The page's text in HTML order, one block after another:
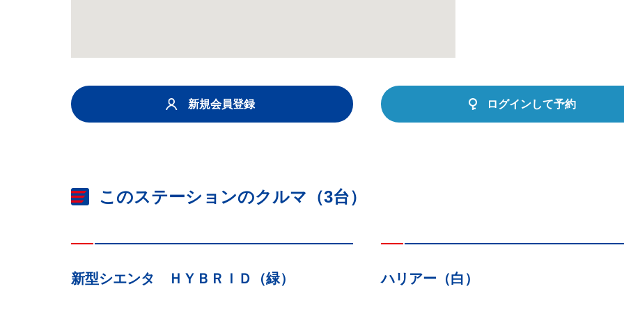
新規会員登録 ログインして予約
このステーションのクルマ（3台）
新型シエンタ ＨＹＢＲＩＤ（緑） ハリアー（白）